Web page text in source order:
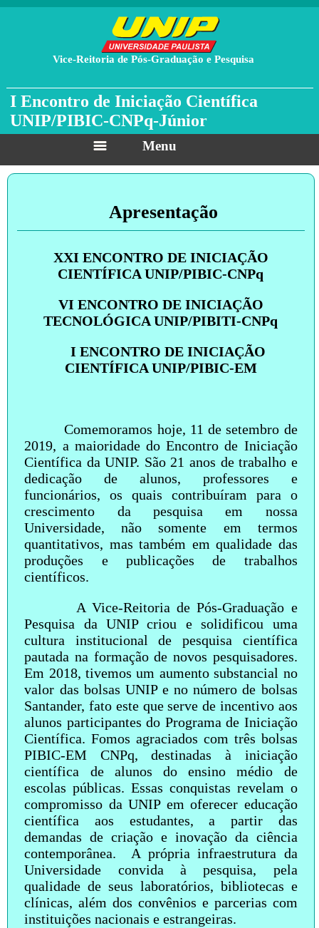
I Encontro de Iniciação Científica
UNIP/PIBIC-CNPq-Júnior
Vice-Reitoria de Pós-Graduação e Pesquisa
Menu
Apresentação
XXI ENCONTRO DE INICIAÇÃO
CIENTÍFICA UNIP/PIBIC-CNPq
VI ENCONTRO DE INICIAÇÃO
TECNOLÓGICA UNIP/PIBITI-CNPq
I ENCONTRO DE INICIAÇÃO
CIENTÍFICA UNIP/PIBIC-EM
Comemoramos hoje, 11 de setembro de
2019, a maioridade do Encontro de Iniciação
Científica da UNIP. São 21 anos de trabalho e
dedicação de alunos, professores e
funcionários, os quais contribuíram para o
crescimento da pesquisa em nossa
Universidade, não somente em termos
quantitativos, mas também em qualidade das
produções e publicações de trabalhos
científicos.
A Vice-Reitoria de Pós-Graduação e
Pesquisa da UNIP criou e solidificou uma
cultura institucional de pesquisa científica
pautada na formação de novos pesquisadores.
Em 2018, tivemos um aumento substancial no
valor das bolsas UNIP e no número de bolsas
Santander, fato este que serve de incentivo aos
alunos participantes do Programa de Iniciação
Científica. Fomos agraciados com três bolsas
PIBIC-EM CNPq, destinadas à iniciação
científica de alunos do ensino médio de
escolas públicas. Essas conquistas revelam o
compromisso da UNIP em oferecer educação
científica aos estudantes, a partir das
demandas de criação e inovação da ciência
contemporânea. A própria infraestrutura da
Universidade convida à pesquisa, pela
qualidade de seus laboratórios, bibliotecas e
clínicas, além dos convênios e parcerias com
instituições nacionais e estrangeiras.